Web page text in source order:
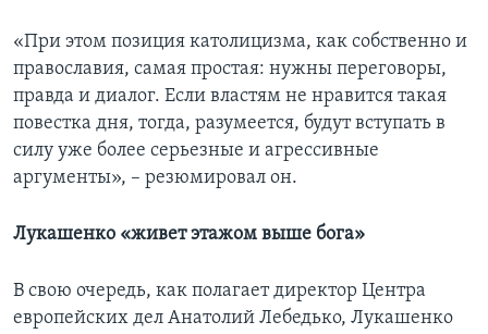
«При этом позиция католицизма, как собственно и
православия, самая простая: нужны переговоры,
правда и диалог. Если властям не нравится такая
повестка дня, тогда, разумеется, будут вступать в
силу уже более серьезные и агрессивные
аргументы», – резюмировал он.
Лукашенко «живет этажом выше бога»
В свою очередь, как полагает директор Центра
европейских дел Анатолий Лебедько, Лукашенко